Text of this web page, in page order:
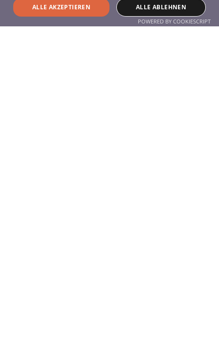
ProdukteALLE AKZEPTIEREN ALLE ABLEHNEN
POWERED BY COOKIESCRIPT